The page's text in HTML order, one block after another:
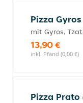
Pizza Gyros
mit Gyros,
13,90 €
inkl. Pfand (0,00 €)
Pizza Prato